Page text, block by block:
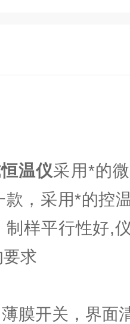
温仪采用*的
款，采用*的控
制样平行性好,
求
膜开关，界面